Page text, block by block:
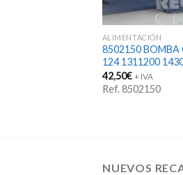
ALIMENTACIÓN
8502150 BOMBA
124 1311200
42,50€ + IVA
Ref. 8502150
NUEVOS